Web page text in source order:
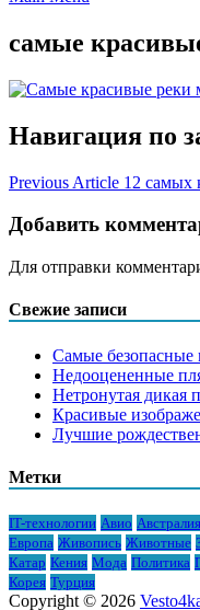
самые
Навигация по
Previous Article 12 самых
Добавить
Для отправки
Свежие записи
Самые безопасные
Недооцененные
Нетронутая дикая
Красивые
Лучшие
Метки
IT-технологии Авио Австралия
Европа Живопись Животные
Катар Кения Мода Политика
Корея Турция
Copyright © 2026